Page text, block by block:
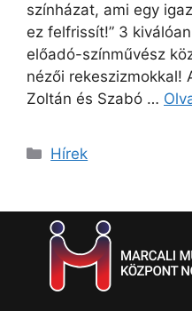
színházat, ami egy
ez felfrissít!” 3
előadó-színművész
nézői rekeszizmokkal!
Zoltán és Szabó …
Hírek